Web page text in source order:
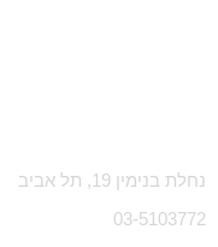
נחלת בנימין 19, תל אביב
03-5103772